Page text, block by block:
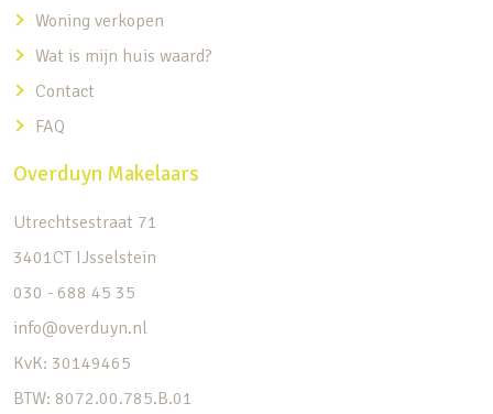
Woning verkopen
Wat is mijn huis waard?
Contact
FAQ
Overduyn Makelaars
Utrechtsestraat 71
3401CT IJsselstein
030 - 688 45 35
info@overduyn.nl
KvK: 30149465
BTW: 8072.00.785.B.01